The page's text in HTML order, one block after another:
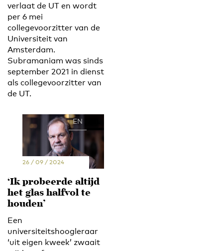
verlaat de UT en wordt
per 6 mei
collegevoorzitter van de
Universiteit van
Amsterdam.
Subramaniam was sinds
september 2021 in dienst
als collegevoorzitter van
de UT.
EN
26 / 09 / 2024
‘Ik probeerde altijd
het glas halfvol te
houden’
Een
universiteitshoogleraar
‘uit eigen kweek’ zwaait